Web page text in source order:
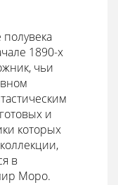
1890-х
чьи
и
которых
в
Моро.